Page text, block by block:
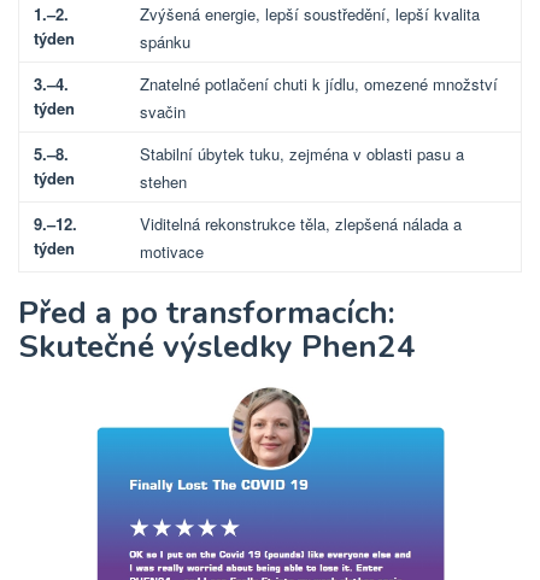
1.–2.
týden
Zvýšená energie, lepší soustředění, lepší kvalita
spánku
3.–4.
týden
Znatelné potlačení chuti k jídlu, omezené množství
svačin
5.–8.
týden
Stabilní úbytek tuku, zejména v oblasti pasu a
stehen
9.–12.
týden
Viditelná rekonstrukce těla, zlepšená nálada a
motivace
Před a po transformacích:
Skutečné výsledky Phen24